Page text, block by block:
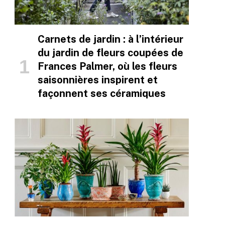
Carnets de jardin : à l’intérieur
du jardin de fleurs coupées de
Frances Palmer, où les fleurs
saisonnières inspirent et
façonnent ses céramiques